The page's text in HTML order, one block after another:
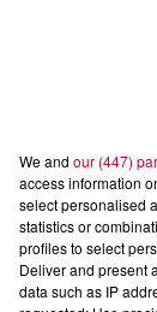
We and our (447)
access information
select personalised
statistics or
profiles to select
Deliver and present
data such as IP